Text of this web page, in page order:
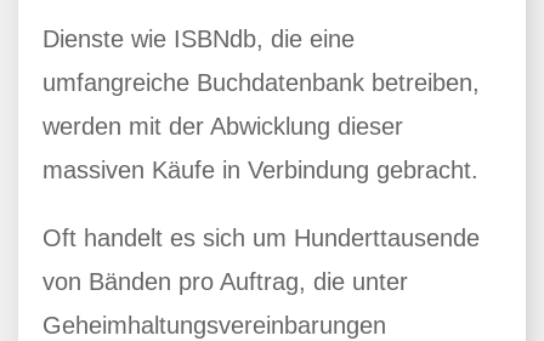
Dienste wie ISBNdb, die eine
umfangreiche Buchdatenbank betreiben,
werden mit der Abwicklung dieser
massiven Käufe in Verbindung gebracht.
Oft handelt es sich um Hunderttausende
von Bänden pro Auftrag, die unter
Geheimhaltungsvereinbarungen